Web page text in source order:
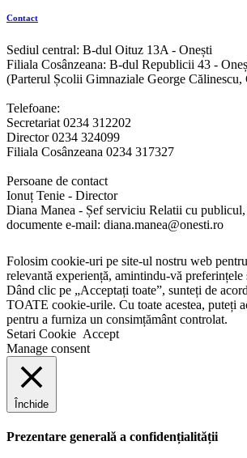
Contact
Sediul central: B-dul Oituz 13A - Onești
Filiala Cosânzeana: B-dul Republicii 43 -
(Parterul Școlii Gimnaziale George
Telefoane:
Secretariat 0234 312202
Director 0234 324099
Filiala Cosânzeana 0234 317327
Persoane de contact
Ionuț Tenie - Director
Diana Manea - Șef serviciu Relatii cu publicul,
documente e-mail: diana.manea@onesti.ro
Folosim cookie-uri pe site-ul nostru web
relevantă experiență, amintindu-vă preferințele
Dând clic pe „Acceptați toate”, sunteți de
TOATE cookie-urile. Cu toate acestea, puteți
pentru a furniza un consimțământ controlat.
Setari Cookie Accept
Manage consent
Închide
Prezentare generală a confidențialității